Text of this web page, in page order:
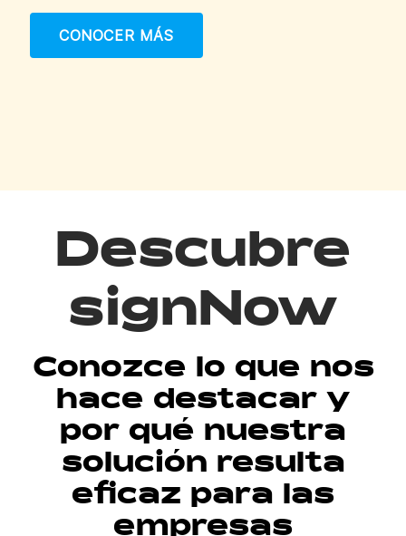
CONOCER MÁS
Descubre
signNow
Conozce lo que nos
hace destacar y
por qué nuestra
solución resulta
eficaz para las
empresas